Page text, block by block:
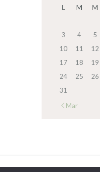
L M M
3
4 5
10
11 12
17
18 19
24
25 26
31
« Mar